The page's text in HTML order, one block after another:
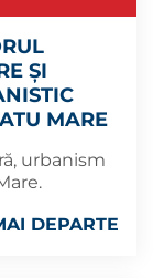
ȘI
MARE
urbanism
DEPARTE